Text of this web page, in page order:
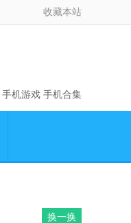
收藏本站
手机游戏 手机合集
换一换